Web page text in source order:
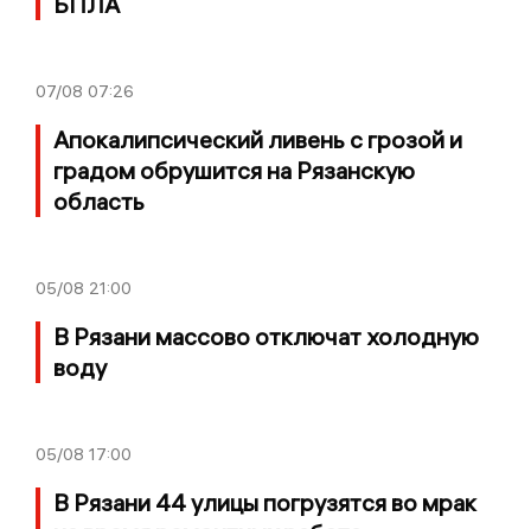
07/08 07:26
Апокалипсический ливень с грозой и
градом обрушится на Рязанскую
область
05/08 21:00
В Рязани массово отключат холодную
воду
05/08 17:00
В Рязани 44 улицы погрузятся во мрак